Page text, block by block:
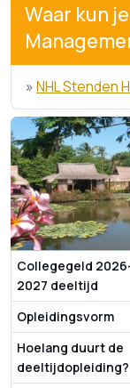
Waar kun
» NHL Stenden
Collegegeld
2027 deeltijd
Opleidingsvorm
Hoelang duurt de
deeltijdopleiding?